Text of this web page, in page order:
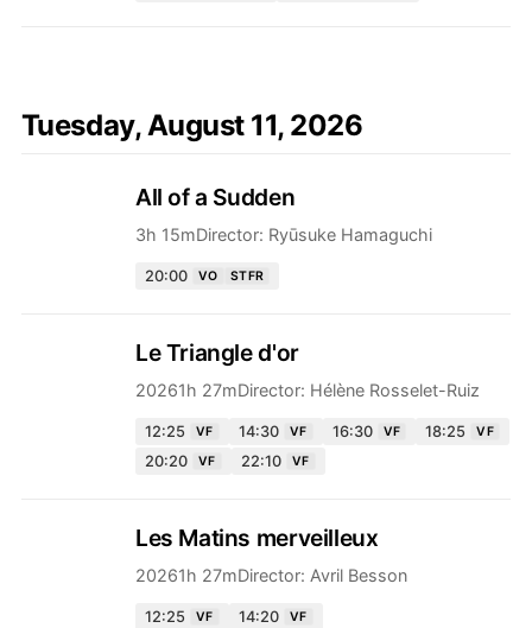
Tuesday, August 11, 2026
All of a Sudden
3h 15mDirector: Ryūsuke Hamaguchi
20:00 VO STFR
Le Triangle d'or
20261h 27mDirector: Hélène Rosselet-Ruiz
12:25 VF 14:30 VF 16:30 VF 18:25 VF
20:20 VF 22:10 VF
Les Matins merveilleux
20261h 27mDirector: Avril Besson
12:25 VF 14:20 VF